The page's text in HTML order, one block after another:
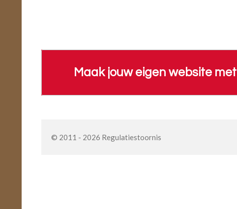
Maak jouw eigen website met
© 2011 - 2026 Regulatiestoornis